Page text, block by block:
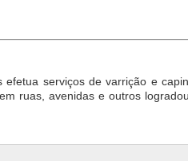
efetua serviços de varrição e
ruas, avenidas e outros